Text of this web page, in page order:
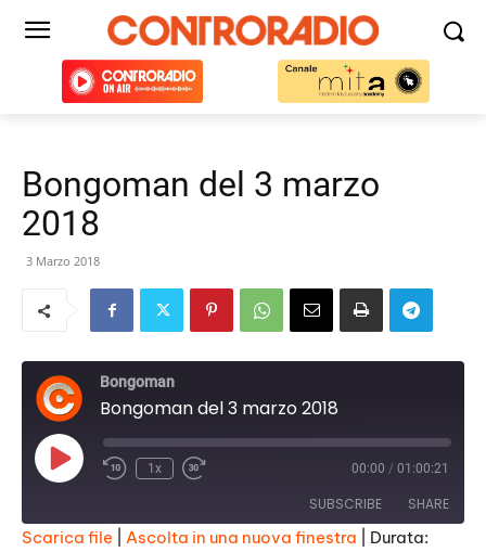
Bongoman del 3 marzo
2018
3 Marzo 2018
Bongoman
Bongoman del 3 marzo 2018
Play
Episode
1x 00:00 / 01:00:21
SUBSCRIBE SHARE
Scarica file Ascolta in una nuova finestra
Durata: